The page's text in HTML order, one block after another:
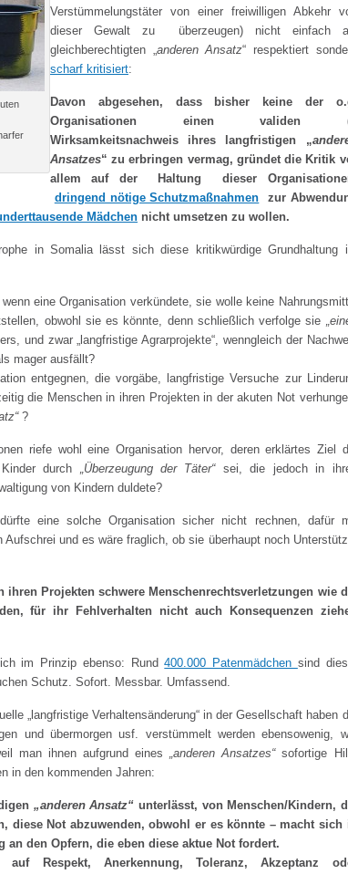
Verstümmelungstäter von einer freiwilligen Abkehr
dieser Gewalt zu überzeugen) nicht einfach
gleichberechtigten „anderen Ansatz“ respektiert
scharf kritisiert:
Davon abgesehen, dass bisher keine der
Organisationen einen validen
Wirksamkeitsnachweis ihres langfristigen „
Ansatzes“ zu erbringen vermag, gründet die Kritik
allem auf der Haltung dieser
dringend nötige Schutzmaßnahmen zur
Mädchen nicht umsetzen zu wollen.
in Somalia lässt sich diese kritikwürdige Grundhaltung
eine Organisation verkündete, sie wolle keine
obwohl sie es könnte, denn schließlich verfolge sie
und zwar „langfristige Agrarprojekte“, wenngleich der
mager ausfällt?
entgegnen, die vorgäbe, langfristige Versuche zur
die Menschen in ihren Projekten in der akuten Not
?
riefe wohl eine Organisation hervor, deren erklärtes Ziel
durch „Überzeugung der Täter“sei, die jedoch in
von Kindern duldete?
eine solche Organisation sicher nicht rechnen, dafür
und es wäre fraglich, ob sie überhaupt noch
Projekten schwere Menschenrechtsverletzungen wie
für ihr Fehlverhalten nicht auch Konsequenzen
im Prinzip ebenso: Rund400.000 Patenmädchen sind
Schutz. Sofort. Messbar. Umfassend.
„langfristige Verhaltensänderung“ in der Gesellschaft haben
und übermorgen usf. verstümmelt werden ebensowenig,
man ihnen aufgrund eines „anderen Ansatzes“sofortige
in den kommenden Jahren:
„anderen Ansatz“ unterlässt, von Menschen/Kindern,
diese Not abzuwenden, obwohl er es könnte – macht sich
den Opfern, die eben diese aktue Not fordert.
Respekt, Anerkennung, Toleranz, Akzeptanz